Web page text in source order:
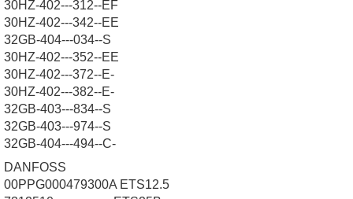
30HZ-402---312--EF
30HZ-402---342--EE
32GB-404---034--S
30HZ-402---352--EE
30HZ-402---372--E-
30HZ-402---382--E-
32GB-403---834--S
32GB-403---974--S
32GB-404---494--C-
DANFOSS
00PPG000479300A ETS12.5